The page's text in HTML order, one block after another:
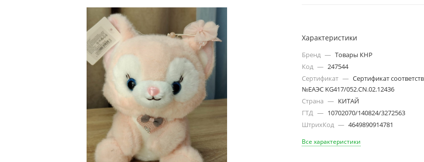
Характеристики
Бренд — Товары КНР
Код — 247544
Сертификат — Сертификат
№ЕАЭС KG417/052.CN.02.12436
Страна — КИТАЙ
ГТД — 10702070/140824/3272563
ШтрихКод — 4649890914781
Все характеристики